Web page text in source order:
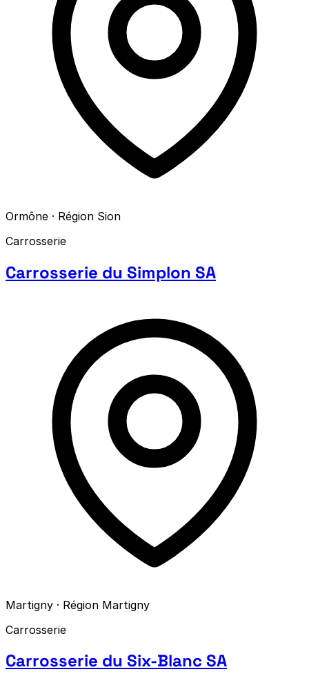
Ormône · Région Sion
Carrosserie
Carrosserie du Simplon SA
Martigny · Région Martigny
Carrosserie
Carrosserie du Six-Blanc SA